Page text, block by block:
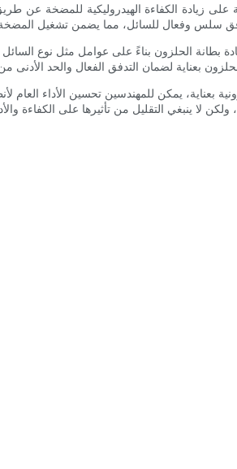
زيادة الكفاءة الهيدروليكية للمضخة عن
بطانة الحلزون بناءً على عوامل مثل نوع
يمكن للمهندسين تحسين الأداء العام